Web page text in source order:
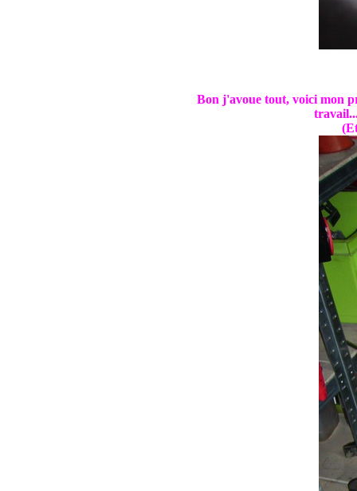
Bon j'avoue tout, voici mon